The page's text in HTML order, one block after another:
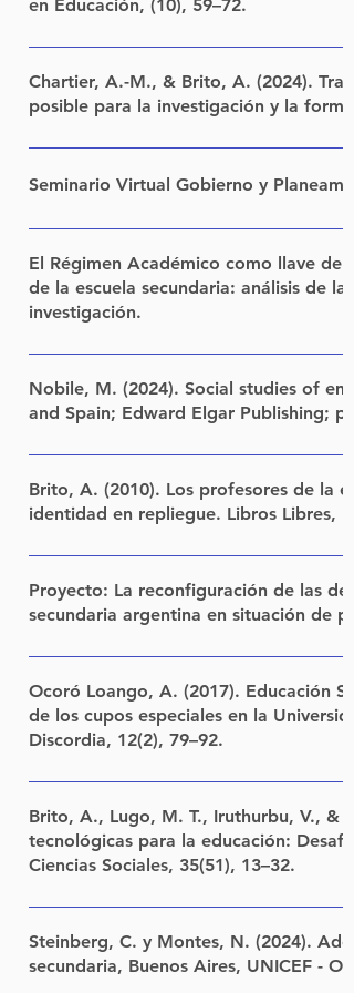
en Educación, (10), 59–72.
LINK
Chartier, A.-M., & Brito, A. (2024).
posible para la investigación y la
LINK
Seminario Virtual Gobierno y
Modalidad a distancia. Director
Nancy Montes Más información
El Régimen Académico como llave
de la escuela secundaria: análisis de
investigación.
LEER
Nobile, M. (2024). Social studies of
and Spain; Edward Elgar Publishing;
LINK
Brito, A. (2010). Los profesores de la
identidad en repliegue. Libros Libres,
LINK
Proyecto: La reconfiguración de las
secundaria argentina en situación de
Instituciones que integran: Programa
Educación de FLACSO Argentina;
Nacional del Centro de la Provincia de
Humanidades de la Universidad
de la Universidad Nacional de General
Universidad Nacional del Comahue; y
la Universidad Nacional de Catamarca.
Promoción de la Investigación, el
Resumen: El proyecto aborda el
descripto en el apartado anterior y se
Ocoró Loango, A. (2017). Educación
de los cupos especiales en la
Discordia, 12(2), 79–92.
LINK
Brito, A., Lugo, M. T., Iruthurbu, V., &
tecnológicas para la educación:
Ciencias Sociales, 35(51), 13–32.
LINK
Steinberg, C. y Montes, N. (2024).
secundaria, Buenos Aires, UNICEF - OEI.